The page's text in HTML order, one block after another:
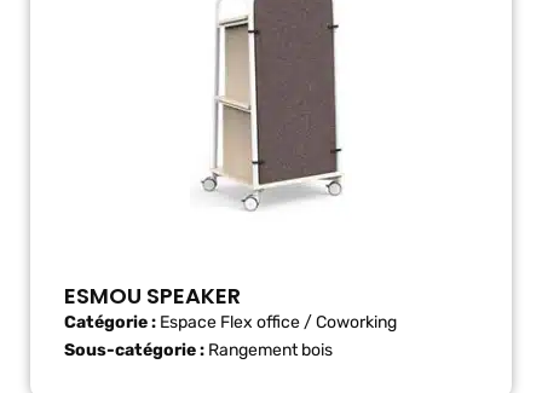
ESMOU SPEAKER
Catégorie : Espace Flex office / Coworking
Sous-catégorie : Rangement bois